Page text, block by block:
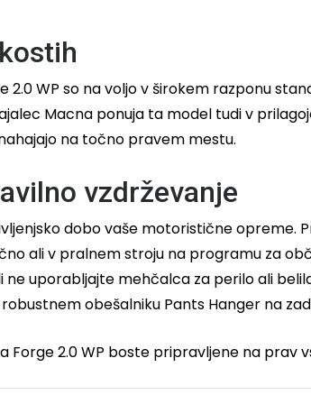
2.0 WP so na voljo v širokem razponu
Macna ponuja ta model tudi v
na točno pravem mestu.
vzdrževanje
dobo vaše motoristične
ali v pralnem stroju na programu za
ne uporabljajte mehčalca za perilo ali
obešalniku Pants Hanger na
Forge 2.0 WP boste pripravljene na